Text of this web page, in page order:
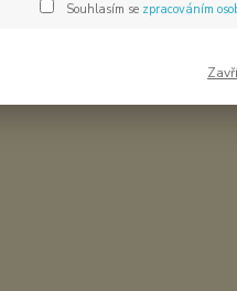
Souhlasím se zpracováním